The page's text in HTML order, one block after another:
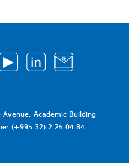
Academic Building
(+995 32) 2 25 04 84